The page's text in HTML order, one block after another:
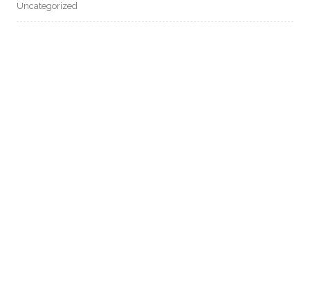
Uncategorized